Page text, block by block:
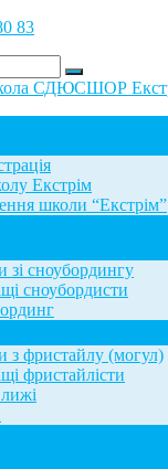
83
Екстрім
школи “Екстрім”
зі сноубордингу
сноубордисти
з фристайлу (могул)
фристайлісти
лижі